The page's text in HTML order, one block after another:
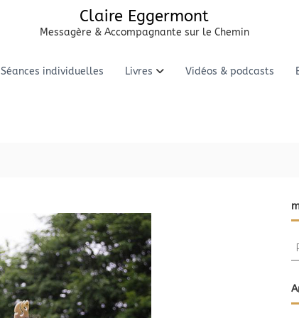
Claire Eggermont
Messagère & Accompagnante sur le Chemin
Séances individuelles Livres Vidéos & podcasts
R
h
e